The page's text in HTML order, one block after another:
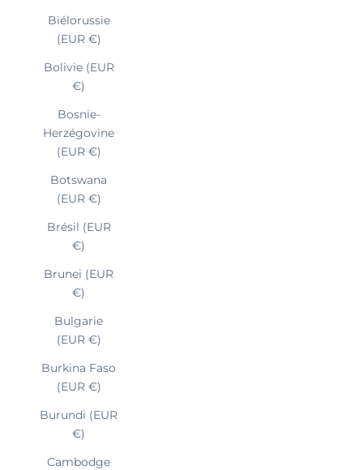
Biélorussie
(EUR €)
Bolivie (EUR
€)
Bosnie-
Herzégovine
(EUR €)
Botswana
(EUR €)
Brésil (EUR
€)
Brunei (EUR
€)
Bulgarie
(EUR €)
Burkina Faso
(EUR €)
Burundi (EUR
€)
Cambodge